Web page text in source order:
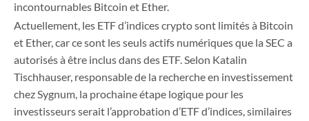
incontournables Bitcoin et Ether.
Actuellement, les ETF d’indices crypto sont limités à Bitcoin
et Ether, car ce sont les seuls actifs numériques que la SEC a
autorisés à être inclus dans des ETF. Selon Katalin
Tischhauser, responsable de la recherche en investissement
chez Sygnum, la prochaine étape logique pour les
investisseurs serait l’approbation d’ETF d’indices, similaires